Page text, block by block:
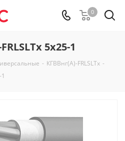
0
5х25-1
- КГВВнг(А)-FRLSLTx -